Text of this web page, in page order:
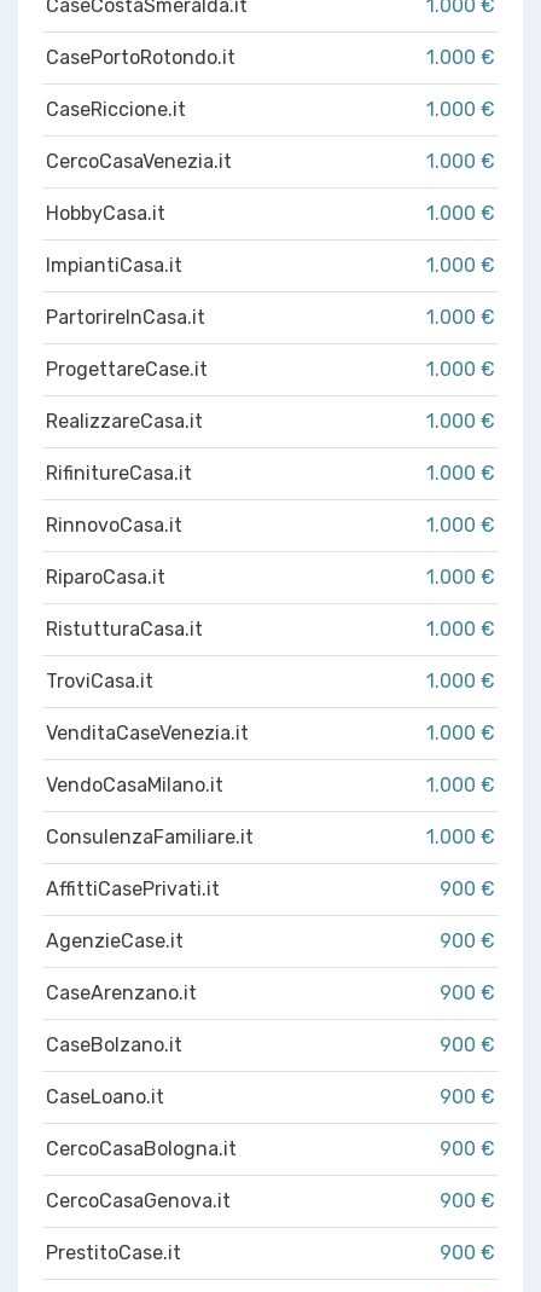
CaseCostaSmeralda.it 1.000 €
CasePortoRotondo.it 1.000 €
CaseRiccione.it 1.000 €
CercoCasaVenezia.it 1.000 €
HobbyCasa.it 1.000 €
ImpiantiCasa.it 1.000 €
PartorireInCasa.it 1.000 €
ProgettareCase.it 1.000 €
RealizzareCasa.it 1.000 €
RifinitureCasa.it 1.000 €
RinnovoCasa.it 1.000 €
RiparoCasa.it 1.000 €
RistutturaCasa.it 1.000 €
TroviCasa.it 1.000 €
VenditaCaseVenezia.it 1.000 €
VendoCasaMilano.it 1.000 €
ConsulenzaFamiliare.it 1.000 €
AffittiCasePrivati.it 900 €
AgenzieCase.it 900 €
CaseArenzano.it 900 €
CaseBolzano.it 900 €
CaseLoano.it 900 €
CercoCasaBologna.it 900 €
CercoCasaGenova.it 900 €
PrestitoCase.it 900 €